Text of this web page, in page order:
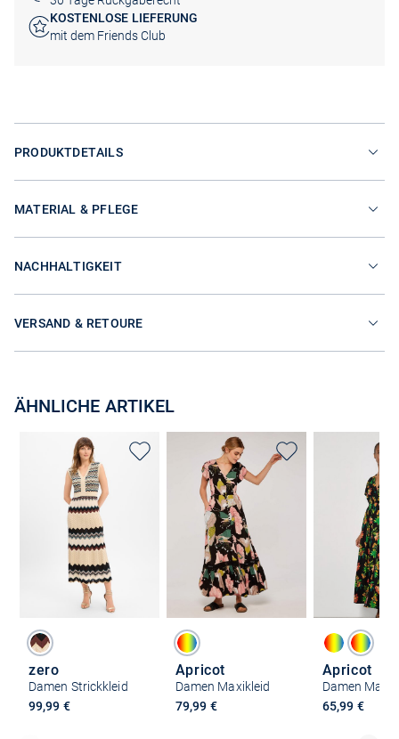
KOSTENLOSE LIEFERUNG
mit dem Friends Club
PRODUKTDETAILS
MATERIAL & PFLEGE
NACHHALTIGKEIT
VERSAND & RETOURE
ÄHNLICHE ARTIKEL
zero
Damen Strickkleid
99,99 €
Apricot
Damen Maxikleid
79,99 €
Apricot
Damen
65,99 €